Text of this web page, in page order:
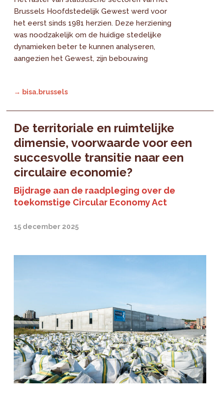
Brussels Hoofdstedelijk Gewest werd voor
het eerst sinds 1981 herzien. Deze herziening
was noodzakelijk om de huidige stedelijke
dynamieken beter te kunnen analyseren,
aangezien het Gewest, zijn bebouwing
→ bisa.brussels
De territoriale en ruimtelijke
dimensie, voorwaarde voor een
succesvolle transitie naar een
circulaire economie?
Bijdrage aan de raadpleging over de
toekomstige Circular Economy Act
15 december 2025